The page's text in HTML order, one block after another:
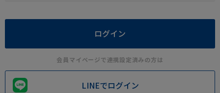
会員マイページで連携設定済みの方は
LINEでログイン